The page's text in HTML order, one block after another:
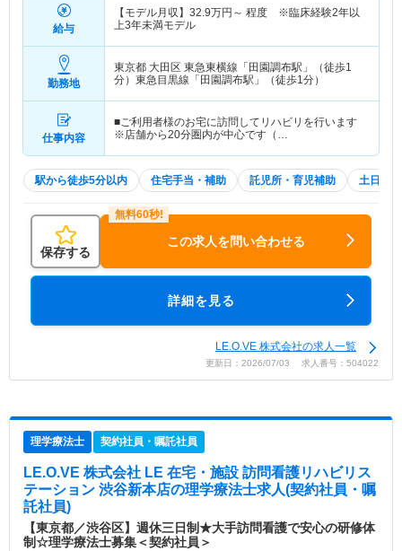
給与
【モデル月収】 32.9万円～ 程度 ※臨床経験2年以
上3年未満モデル
勤務地
東京都 大田区 東急東横線「田園調布駅」（徒歩1
分）東急目黒線「田園調布駅」（徒歩1分）
仕事内容
■ご利用者様のお宅に訪問してリハビリを行います
※店舗から20分圏内が中心です（…
駅から徒歩5分以内 住宅手当・補助 託児所・育児補助 土日祝休
保存する
この求人を問い合わせる
詳細を見る
LE.O.VE 株式会社の求人一覧
更新日：2026/07/03 求人番号：504022
理学療法士 契約社員・嘱託社員
LE.O.VE 株式会社 LE 在宅・施設 訪問看護リハビリス
テーション 渋谷新本店の理学療法士求人(契約社員・嘱
託社員)
【東京都／渋谷区】週休三日制★大手訪問看護で安心の研修体
制☆理学療法士募集＜契約社員＞